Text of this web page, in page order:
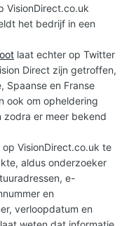
VisionDirect.co.uk
het bedrijf in een
laat echter op Twitter
Direct zijn getroffen,
Spaanse en Franse
ook om opheldering
er meer bekend
VisionDirect.co.uk te
aldus onderzoeker
e-
en
verloopdatum en